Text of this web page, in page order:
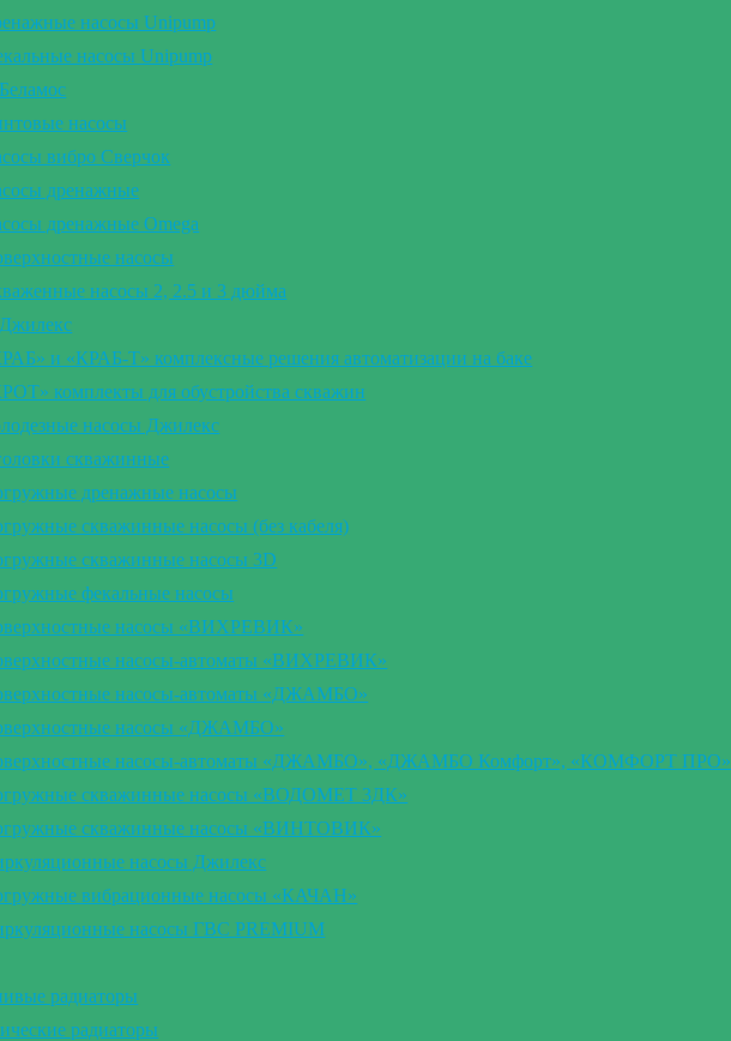
насосы Unipump
насосы Unipump
насосы
вибро Сверчок
дренажные
дренажные Omega
насосы
насосы 2, 2.5 и 3 дюйма
и «КРАБ-Т» комплексные решения автоматизации на баке
комплекты для обустройства скважин
насосы Джилекс
скважинные
дренажные насосы
скважинные насосы (без кабеля)
скважинные насосы 3D
фекальные насосы
насосы «ВИХРЕВИК»
насосы-автоматы «ВИХРЕВИК»
насосы-автоматы «ДЖАМБО»
насосы «ДЖАМБО»
насосы-автоматы «ДЖАМБО», «ДЖАМБО Комфорт», «КОМФОРТ ПРО»
скважинные насосы «ВОДОМЕТ 3ДК»
скважинные насосы «ВИНТОВИК»
насосы Джилекс
вибрационные насосы «КАЧАН»
насосы ГВС PREMIUM
радиаторы
радиаторы